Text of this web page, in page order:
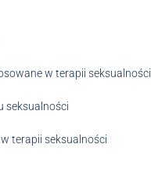
w terapii seksualności
seksualności
terapii seksualności